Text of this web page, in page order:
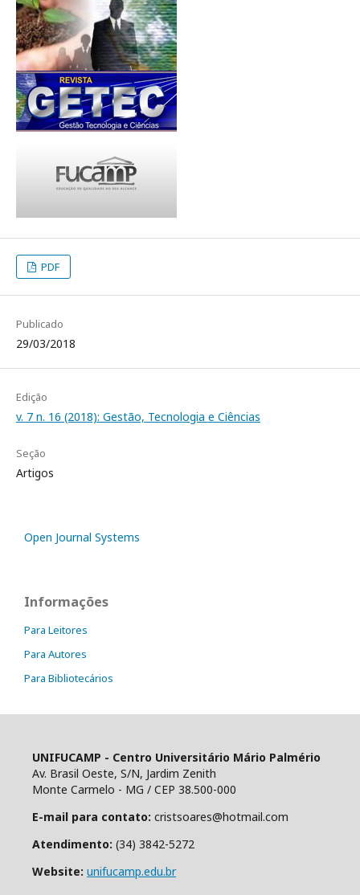
PDF
Publicado
29/03/2018
Edição
v. 7 n. 16 (2018): Gestão, Tecnologia e Ciências
Seção
Artigos
Open Journal Systems
Informações
Para Leitores
Para Autores
Para Bibliotecários
UNIFUCAMP - Centro Universitário Mário Palmério
Av. Brasil Oeste, S/N, Jardim Zenith
Monte Carmelo - MG / CEP 38.500-000
E-mail para contato: cristsoares@hotmail.com
Atendimento: (34) 3842-5272
Website: unifucamp.edu.br